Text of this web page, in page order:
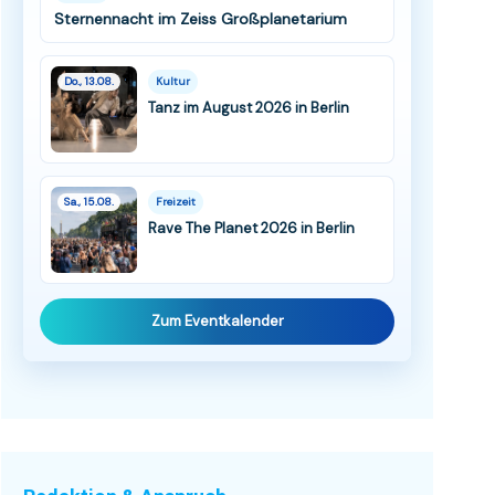
Sternennacht im Zeiss Großplanetarium
Do., 13.08. Kultur
Tanz im August 2026 in Berlin
Sa., 15.08. Freizeit
Rave The Planet 2026 in Berlin
Zum Eventkalender